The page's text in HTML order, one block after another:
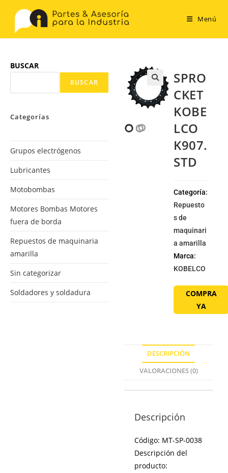
Menú
BUSCAR
BUSCAR
Categorías
Grupos electrógenos
Lubricantes
Motobombas
Motores Bombas Motores
fuera de borda
Repuestos de maquinaria
amarilla
Sin categorizar
Soldadores y soldadura
SPRO
CKET
KOBE
LCO
K907.
STD
Categoría:
Repuesto
s de
maquinari
a amarilla
Marca:
KOBELCO
COMPRA
YA
DESCRIPCIÓN
VALORACIONES (0)
Descripción
Código: MT-SP-0038
Descripción del
producto: